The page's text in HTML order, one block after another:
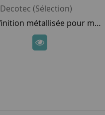
Decotec (Sélection)
Option finition métallisée pour meuble laqué DECOTEC (10% de plus-value) - SUR DEVIS